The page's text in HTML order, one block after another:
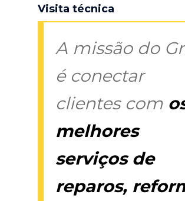
Visita técnica
A missão do
é conectar
clientes com
melhores
serviços de
reparos,